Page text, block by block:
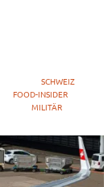
SCHWEIZ
FOOD-INSIDER
MILITÄR